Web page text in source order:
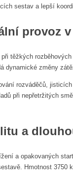
sestav a lepší
provoz
těžkých
změny
rozváděčů,
při nepřetržitých
a
a opakovaných
Hmotnost